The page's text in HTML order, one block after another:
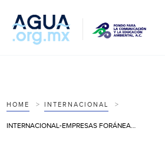
HOME INTERNACIONAL